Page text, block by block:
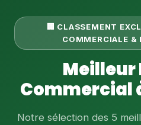
🏢 CLASSEMENT
COMMERCIALE &
Meilleur
Commercial
Notre sélection des 5